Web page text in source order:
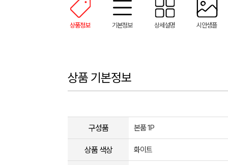
상품정보 기본정보 상세설명 시안샘플
상품 기본정보
구성품 본품 1P
상품 색상 화이트